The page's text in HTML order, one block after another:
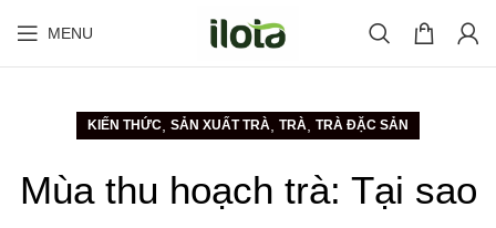
MENU
KIẾN THỨC SẢN XUẤT TRÀ TRÀ TRÀ ĐẶC SẢN
Mùa thu hoạch trà: Tại sao